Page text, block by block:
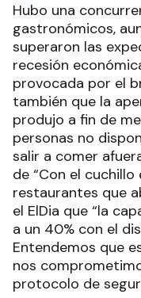
Hubo una
gastronómicos,
superaron las
recesión
provocada por el
también que la
produjo a fin de
personas no
salir a comer
de “Con el
restaurantes que
el ElDia que “la
a un 40% con el
Entendemos que
nos
protocolo de